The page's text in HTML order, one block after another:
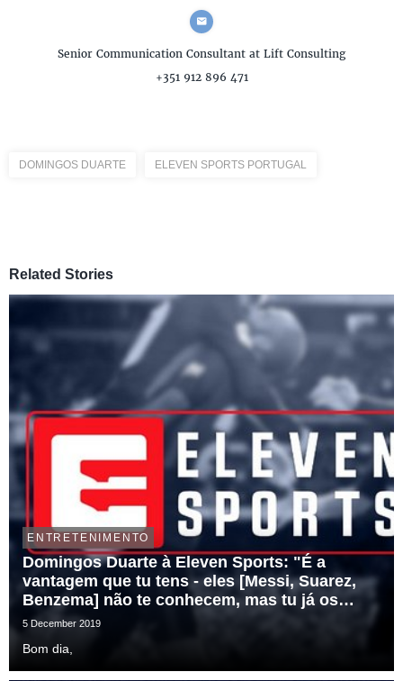
Senior Communication Consultant at Lift Consulting
+351 912 896 471
DOMINGOS DUARTE ELEVEN SPORTS PORTUGAL
Related Stories
ENTRETENIMENTO
Domingos Duarte à Eleven Sports: "É a
vantagem que tu tens - eles [Messi, Suarez,
Benzema] não te conhecem, mas tu já os
conheces há 10 anos"
5 December 2019
Bom dia,